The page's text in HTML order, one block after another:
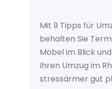
Mit 9 Tipps für
behalten Sie
Möbel im Blick
Ihren Umzug im
stressärmer gut